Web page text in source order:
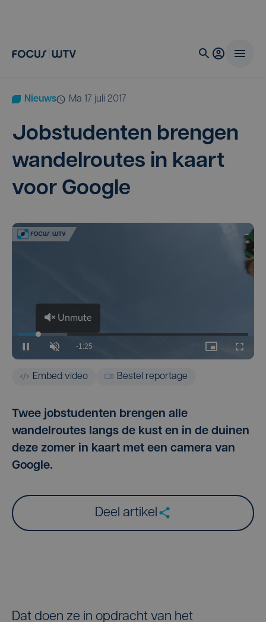
Nieuws ma 17 juli 2017
Job­stu­den­ten bren­gen
wan­del­rou­tes in kaart
voor Google
Embed video Bestel reportage
Twee jobstudenten brengen alle
wandelroutes langs de kust en in de duinen
deze zomer in kaart met een camera van
Google.
Deel artikel
Dat doen ze in opdracht van het